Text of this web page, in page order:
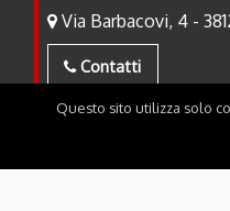
Via Barbacovi, 4 -
Contatti
Questo sito utilizza solo